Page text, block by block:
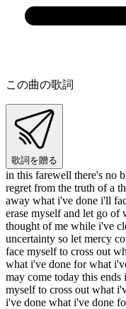
この曲の歌詞
歌詞を贈る
in this farewell there's no
regret from the truth of a
away what i've done i'll
erase myself and let go of
thought of me while i've
uncertainty so let mercy
face myself to cross out
what i've done for what
may come today this
myself to cross out what
i've done what i've done